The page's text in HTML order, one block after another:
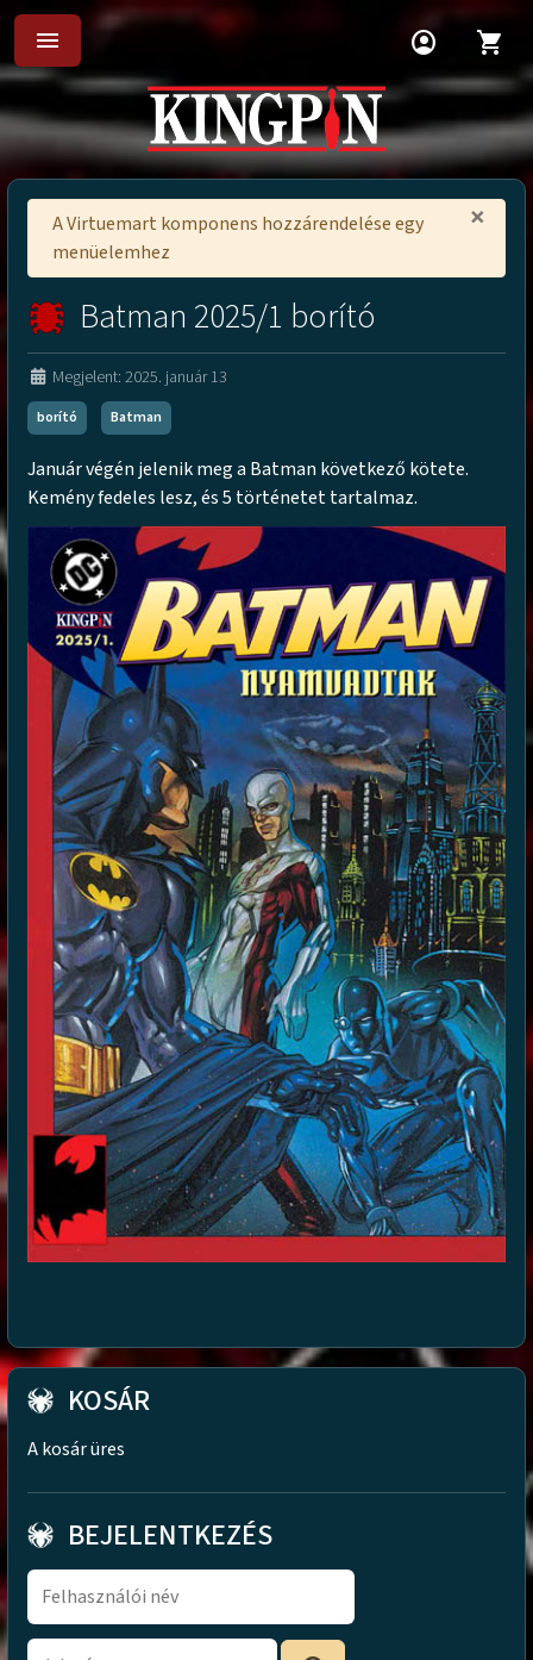
menu account_circle shopping_cart
×
A Virtuemart komponens hozzárendelése egy
menüelemhez
Batman 2025/1 borító
Megjelent: 2025. január 13
borító Batman
Január végén jelenik meg a Batman következő kötete.
Kemény fedeles lesz, és 5 történetet tartalmaz.
KOSÁR
A kosár üres
BEJELENTKEZÉS